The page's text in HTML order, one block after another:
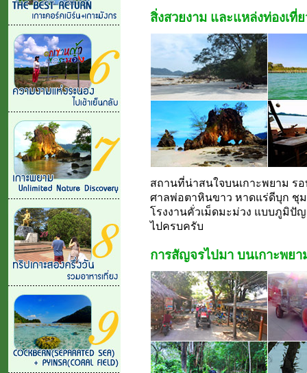
สิ่งสวยงาม และแหล่งท่องเที่ย
สถานที่น่าสนใจบนเกาะพยาม ร
ศาลพ่อตาหินขาว หาดแร่ดีบุก ชุ
โรงงานคั่วเม็ดมะม่วง แบบภูมิปั
ไปครบครับ
การสัญจรไปมา บนเกาะพยา